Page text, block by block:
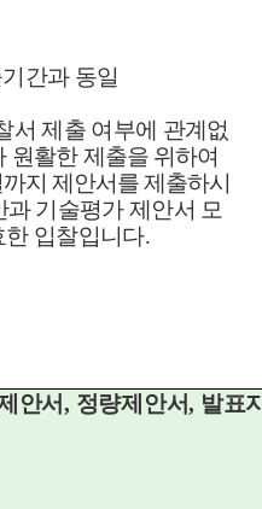
간과 동일
서 제출 여부에 관계없
원활한제출을 위하여
지 제안서를 제출하시
과 기술평가 제안서 모
입찰입니다.
안서, 정량제안서, 발표